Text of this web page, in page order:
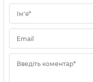
Ім'я*
Email
Введіть коментар*